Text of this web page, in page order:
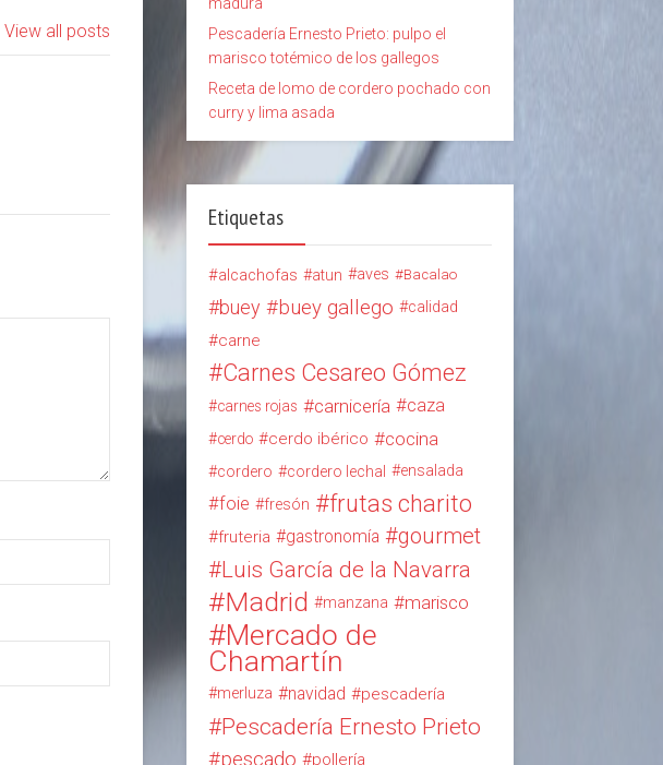
View all posts
Pescadería Ernesto Prieto: pulpo el
marisco totémico de los gallegos
Receta de lomo de cordero pochado con
curry y lima asada
Etiquetas
alcachofas atun aves Bacalao
buey buey gallego calidad
carne
Carnes Cesareo Gómez
carnes rojas carnicería caza
cerdo cerdo ibérico cocina
cordero cordero lechal ensalada
foie fresón frutas charito
fruteria gastronomía gourmet
Luis García de la Navarra
Madrid manzana marisco
Mercado de
Chamartín
merluza navidad pescadería
Pescadería Ernesto Prieto
pescado pollería